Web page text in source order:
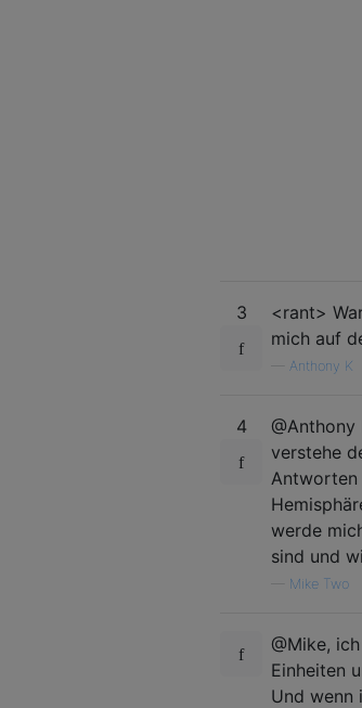
3
<rant>
mich auf
Anthony K
4
verstehe
Antworten
werde
sind und
Mike Two
@Mike,
Einheiten
Und wenn